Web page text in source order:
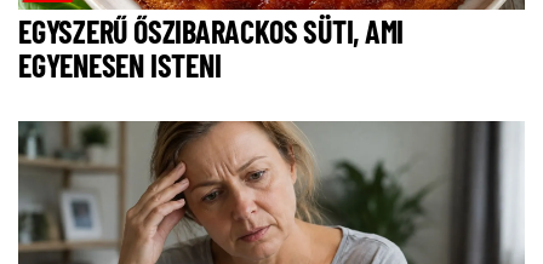
EGYSZERŰ ŐSZIBARACKOS SÜTI, AMI
EGYENESEN ISTENI